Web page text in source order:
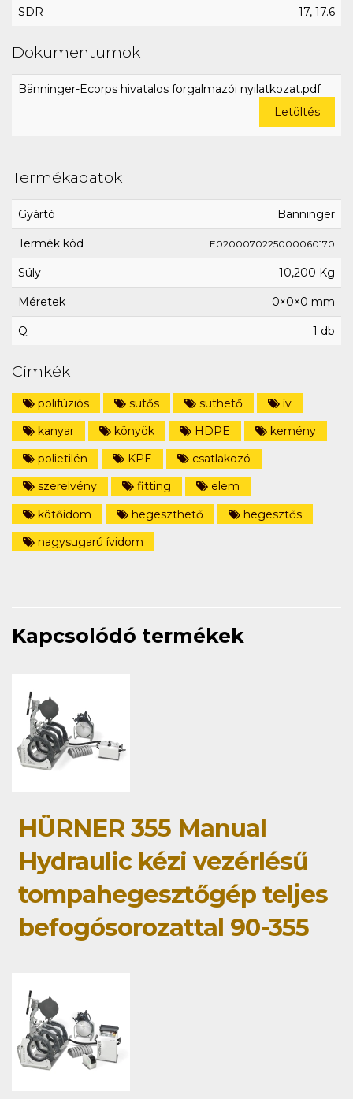
SDR 17, 17.6
Dokumentumok
Bänninger-Ecorps hivatalos forgalmazói nyilatkozat.pdf
Letöltés
Termékadatok
Gyártó Bänninger
Termék kód E0200070225000060170
Súly 10,200 Kg
Méretek 0×0×0 mm
Q 1 db
Címkék
polifúziós sütős süthető
ív
kanyar
könyök HDPE
kemény
polietilén
KPE
csatlakozó
szerelvény
fitting
elem
kötőidom
hegeszthető
hegesztős
nagysugarú ívidom
Kapcsolódó termékek
HÜRNER 355 Manual
Hydraulic kézi vezérlésű
tompahegesztőgép teljes
befogósorozattal 90-355